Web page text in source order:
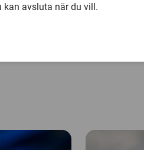
kan avsluta när du vill.